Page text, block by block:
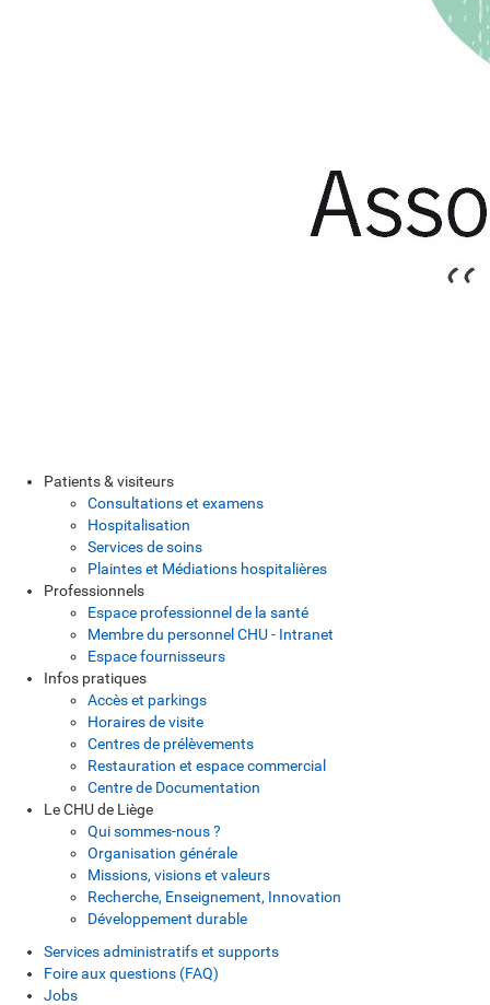
Patients & visiteurs
Consultations et examens
Hospitalisation
Services de soins
Plaintes et Médiations hospitalières
Professionnels
Espace professionnel de la santé
Membre du personnel CHU - Intranet
Espace fournisseurs
Infos pratiques
Accès et parkings
Horaires de visite
Centres de prélèvements
Restauration et espace commercial
Centre de Documentation
Le CHU de Liège
Qui sommes-nous ?
Organisation générale
Missions, visions et valeurs
Recherche, Enseignement, Innovation
Développement durable
Services administratifs et supports
Foire aux questions (FAQ)
Jobs